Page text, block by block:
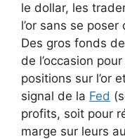
le dollar, les
l’or sans se
Des gros fonds
de l’occasion
positions sur l’or
signal de la Fed
profits, soit pour
marge sur leurs